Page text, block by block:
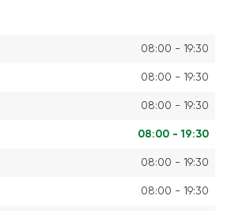
08:00 - 19:30
08:00 - 19:30
08:00 - 19:30
08:00 - 19:30
08:00 - 19:30
08:00 - 19:30